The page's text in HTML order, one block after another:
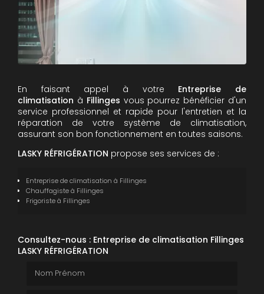
En faisant appel à votre Entreprise de
climatisation à Fillinges vous pourrez bénéficier d'un
service professionnel et rapide pour l'entretien et la
réparation de votre système de climatisation,
assurant son bon fonctionnement en toutes saisons.
LASKY RÉFRIGÉRATION propose ses services de :
Entreprise de climatisation à Fillinges
Chauffagisteà Fillinges
Frigoristeà Fillinges
Consultez-nous : Entreprise de climatisation Fillinges
LASKY RÉFRIGÉRATION